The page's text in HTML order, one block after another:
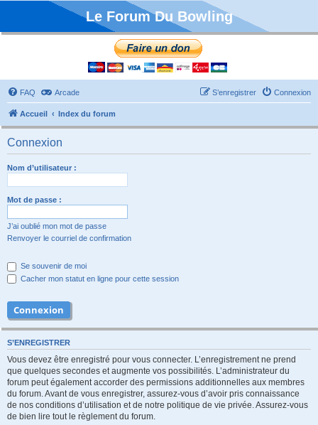
Le Forum Du Bowling
FAQ Arcade Connexion
S’enregistrer
Accueil Index du forum
Connexion
Nom d’utilisateur :
Mot de passe :
J’ai oublié mon mot de passe
Renvoyer le courriel de confirmation
Se souvenir de moi
Cacher mon statut en ligne pour cette session
S’ENREGISTRER
Vous devez être enregistré pour vous connecter. L’enregistrement ne prend
que quelques secondes et augmente vos possibilités. L’administrateur du
forum peut également accorder des permissions additionnelles aux membres
du forum. Avant de vous enregistrer, assurez-vous d’avoir pris connaissance
de nos conditions d’utilisation et de notre politique de vie privée. Assurez-vous
de bien lire tout le règlement du forum.